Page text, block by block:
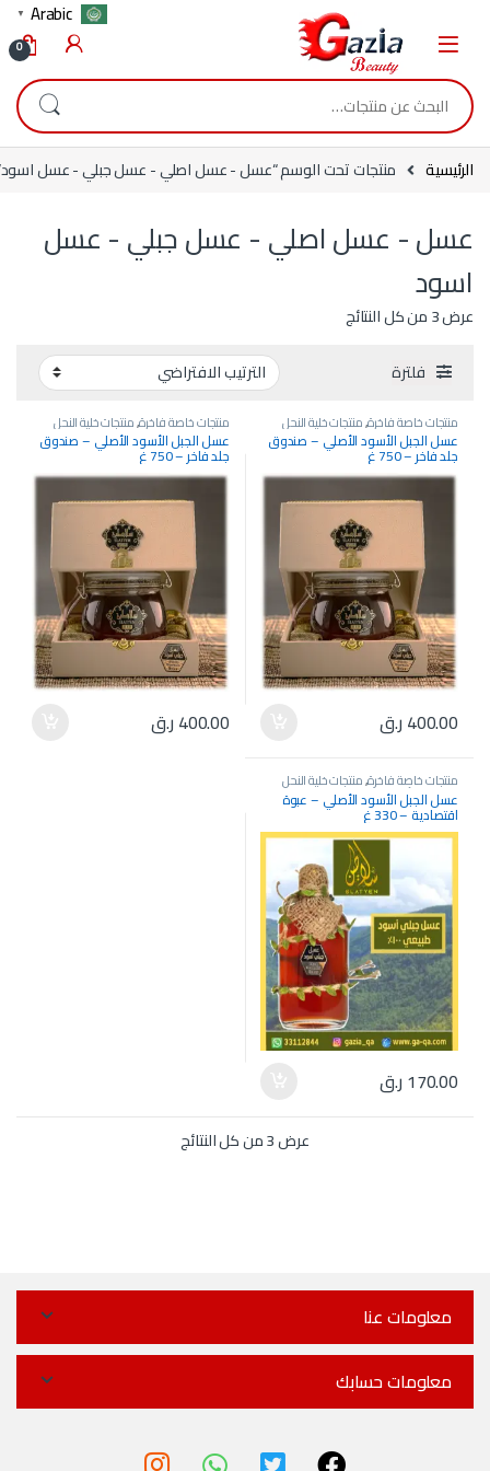
0
البحث عن:
الرئيسية منتجات تحت الوسم “عسل - عسل اصلي - عسل جبلي - عسل
عسل - عسل اصلي - عسل جبلي - عسل
اسود
عرض ⁦3⁩ من كل النتائج
فلترة
منتجات خاصة فاخرة,منتجات خلية النحل
والعسل الأصلية
عسل الجبل الأسود الأصلي – صندوق
جلد فاخر – 750 غ
400.00 ر.ق
منتجات خاصة فاخرة,منتجات خلية النحل
والعسل الأصلية
عسل الجبل الأسود الأصلي – صندوق
جلد فاخر – 750 غ
400.00 ر.ق
منتجات خاصة فاخرة,منتجات خلية النحل
والعسل الأصلية
عسل الجبل الأسود الأصلي – عبوة
اقتصادية – 330 غ
170.00 ر.ق
عرض ⁦3⁩ من كل النتائج
معلومات عنا
معلومات حسابك
Arabic
▼